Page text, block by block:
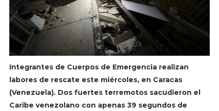
Integrantes de Cuerpos de Emergencia realizan
labores de rescate este miércoles, en Caracas
(Venezuela). Dos fuertes terremotos sacudieron el
Caribe venezolano con apenas 39 segundos de